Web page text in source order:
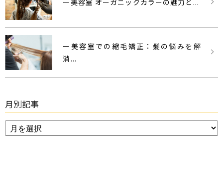
ー美容室 オーガニックカラーの魅力と...
ー美容室での縮毛矯正：髪の悩みを解
消...
月別記事